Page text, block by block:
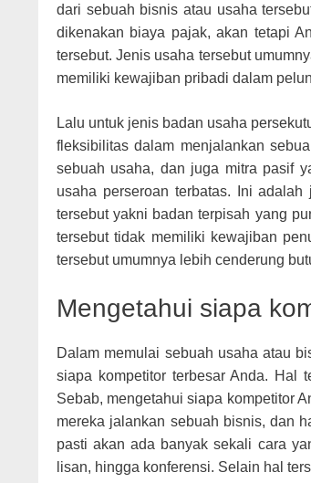
dari sebuah bisnis atau usaha
dikenakan biaya pajak, akan tetapi
tersebut. Jenis usaha tersebut
memiliki kewajiban pribadi dalam
Lalu untuk jenis badan usaha
fleksibilitas dalam menjalankan
sebuah usaha, dan juga mitra pasif
usaha perseroan terbatas. Ini
tersebut yakni badan terpisah yang
tersebut tidak memiliki kewajiban
tersebut umumnya lebih cenderung
Mengetahui siapa
Dalam memulai sebuah usaha atau
siapa kompetitor terbesar Anda. Hal
Sebab, mengetahui siapa kompetitor
mereka jalankan sebuah bisnis, dan
pasti akan ada banyak sekali cara
lisan, hingga konferensi. Selain hal